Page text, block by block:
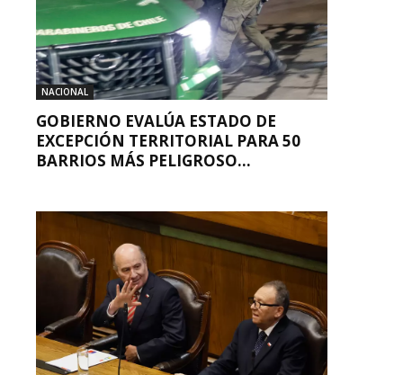
NACIONAL
GOBIERNO EVALÚA ESTADO DE
EXCEPCIÓN TERRITORIAL PARA 50
BARRIOS MÁS PELIGROSO...